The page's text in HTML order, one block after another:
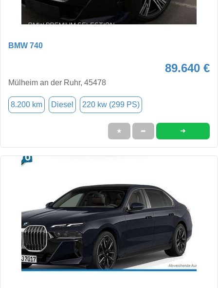
BMW 740
89.640 €
Mülheim an der Ruhr, 45478
8.200 km Diesel 220 kw (299 PS)
★ ➦ ➜